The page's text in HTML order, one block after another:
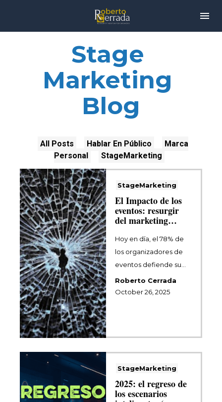
Stage
Marketing
Blog
All Posts Hablar En Público
Marca
Personal
StageMarketing
StageMarketing
El Impacto de los
eventos: resurgir
del marketing
Hoy en día, el 78% de
los organizadores de
eventos defiende su
eficacia, marcando un
cambio notab...
Roberto Cerrada
October 26, 2025
StageMarketing
2025: el regreso de
los escenarios